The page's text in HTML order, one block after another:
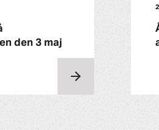
den 3 maj